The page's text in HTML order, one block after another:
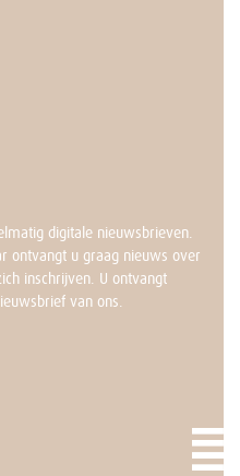
digitale nieuwsbrieven.
ontvangt u graag nieuws over
inschrijven. U ontvangt
van ons.